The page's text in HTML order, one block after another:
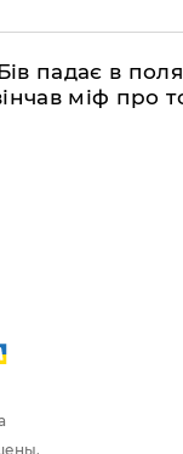
падає в
міф про